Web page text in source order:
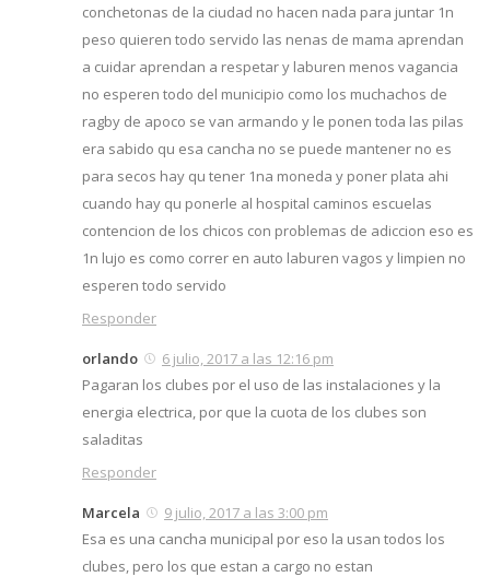
conchetonas de la ciudad no hacen nada para juntar 1n
peso quieren todo servido las nenas de mama aprendan
a cuidar aprendan a respetar y laburen menos vagancia
no esperen todo del municipio como los muchachos de
ragby de apoco se van armando y le ponen toda las pilas
era sabido qu esa cancha no se puede mantener no es
para secos hay qu tener 1na moneda y poner plata ahi
cuando hay qu ponerle al hospital caminos escuelas
contencion de los chicos con problemas de adiccion eso es
1n lujo es como correr en auto laburen vagos y limpien no
esperen todo servido
Responder
orlando
6 julio, 2017 a las 12:16 pm
Pagaran los clubes por el uso de las instalaciones y la
energia electrica, por que la cuota de los clubes son
saladitas
Responder
Marcela
9 julio, 2017 a las 3:00 pm
Esa es una cancha municipal por eso la usan todos los
clubes, pero los que estan a cargo no estan